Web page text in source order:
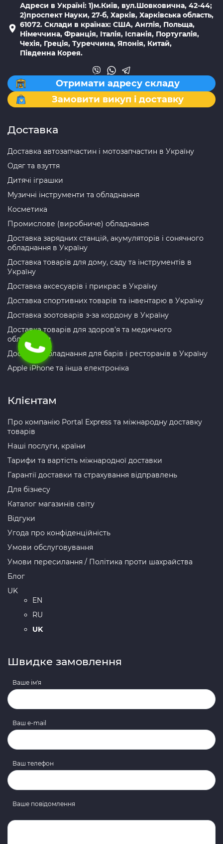
Адреси в Україні: 1)м.Київ, вул.Шовковична, 42-44;
2)проспект Науки, 27-б, Харків, Харківська область,
61072. Склади в країнах: США, Англія, Польща,
Німеччина, Франція, Італія, Іспанія, Португалія,
Чехія, Греція, Туреччина, Японія, Китай,
Південна Корея.
Отримати адресу складу
Замовити викуп і доставку
Доставка
Доставка автозапчастин і мотозапчастин в Україну
Одяг та взуття
Дитячі іграшки
Музичні інструменти та обладнання
Косметика
Промислове (виробниче) обладнання
Доставка зарядних станцій, акумуляторів і сонячного
обладнання в Україну
Доставка товарів для дому, саду та інструментів в
Україну
Доставка аксесуарів і прикрас в Україну
Доставка спортивних товарів та інвентарю в Україну
Доставка зоотоварів з-за кордону в Україну
Доставка товарів для здоров’я та медичного
обладнання
Доставка обладнання для барів і ресторанів в Україну
Apple iPhone та інша електроніка
Клієнтам
Про компанію Portal Express та міжнародну доставку
товарів
Наші послуги, країни
Тарифи та вартість міжнародної доставки
Гарантії доставки та страхування відправлень
Для бізнесу
Каталог магазинів світу
Відгуки
Угода про конфіденційність
Умови обслуговування
Умови пересилання / Політика проти шахрайства
Блог
UK
EN
RU
UK
Швидке замовлення
Ваше ім'я
Ваш e-mail
Ваш телефон
Ваше повідомлення